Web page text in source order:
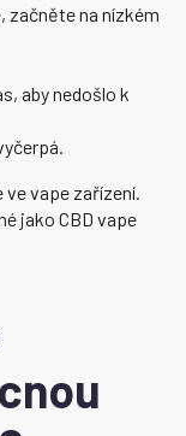
začněte na nízkém
aby nedošlo k
ve vape zařízení.
jako CBD vape